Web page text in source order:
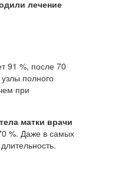
лечение
91 %, после 70
полного
при
матки врачи
%. Даже в самых